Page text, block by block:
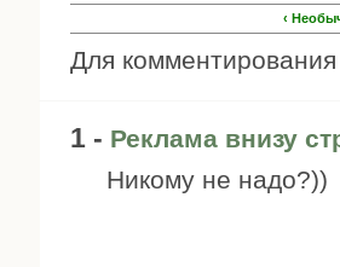
‹
Для
1 - Реклама внизу
Никому не надо?))